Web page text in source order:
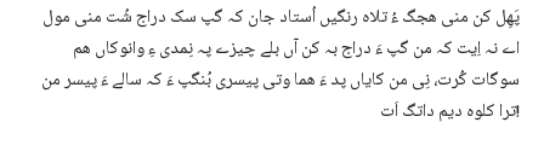
پَھِل کن منی ھجگ ءُ تلاہ رنگیں اُستاد جان کہ گپ سک دراج شُت منی مول
اے نہ اِیت کہ من گپ ءَ دراج بہ کن آں بلے چیزے پہ نِمدی ءِ وانوکاں ھم
سوگات کُرت، نِی من کایاں پد ءَ ھما وتی پیسری بُنگپ ءَ کہ سالے ءَ پیسر من
ترا کلوہ دیم داتگ اَت!